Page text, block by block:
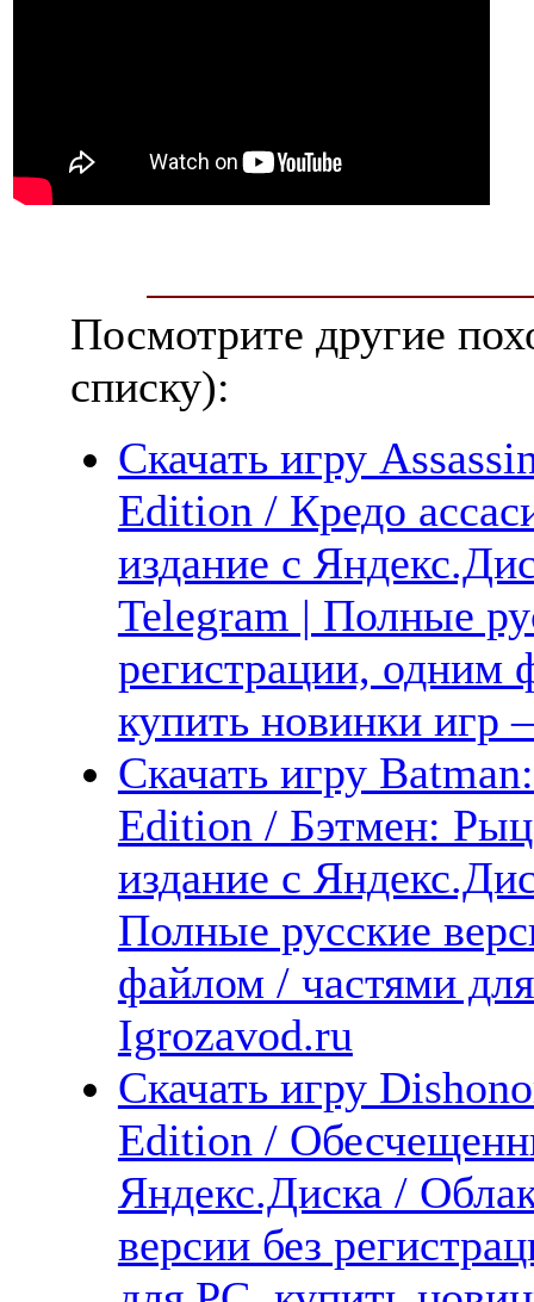
Посмотрите другие
списку):
Скачать игру
Edition / Кредо
издание с
Telegram | Полные
регистрации, одним
купить новинки
Скачать игру
Edition / Бэтмен:
издание с
Полные русские
файлом / частями
Igrozavod.ru
Скачать игру
Edition /
Яндекс.Диска /
версии без